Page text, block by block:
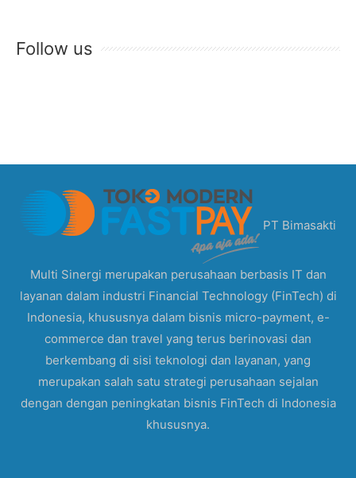
Follow us
PT Bimasakti
Multi Sinergi merupakan perusahaan berbasis IT dan
layanan dalam industri Financial Technology (FinTech) di
Indonesia, khususnya dalam bisnis micro-payment, e-
commerce dan travel yang terus berinovasi dan
berkembang di sisi teknologi dan layanan, yang
merupakan salah satu strategi perusahaan sejalan
dengan dengan peningkatan bisnis FinTech di Indonesia
khususnya.